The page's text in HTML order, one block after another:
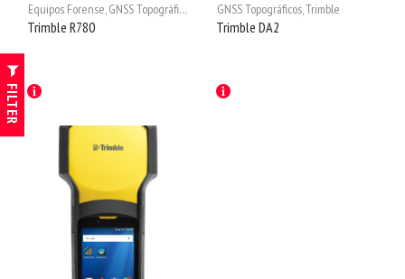
Equipos Forense,GNSS Topográficos Trimble
Trimble R780
GNSS Topográficos,Trimble
Trimble DA2
FILTER